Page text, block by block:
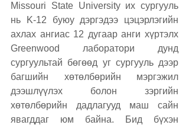
Missouri State University их сургууль
нь K-12 буюу дэргэдээ цэцэрлэгийн
ахлах ангиас 12 дугаар анги хүртэлх
Greenwood лаборатори дунд
сургуультай бөгөөд уг сургууль дээр
багшийн хөтөлбөрийн мэргэжил
дээшлүүлэх болон зэргийн
хөтөлбөрийн дадлагууд маш сайн
явагддаг юм байна. Бид бүхэн